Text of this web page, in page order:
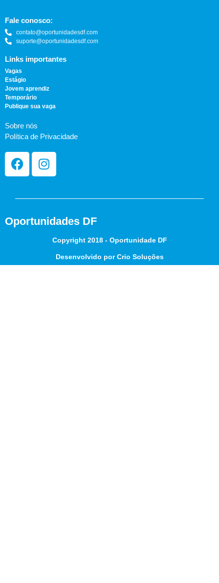
Fale conosco:
contato@oportunidadesdf.com
suporte@oportunidadesdf.com
Links importantes
Vagas
Estágio
Jovem aprendiz
Temporário
Publique sua vaga
Sobre nós
Política de Privacidade
Oportunidades DF
Copyright 2018 - Oportunidade DF
Desenvolvido por Crio Soluções